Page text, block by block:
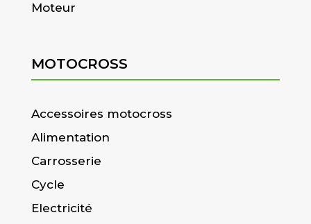
Moteur
MOTOCROSS
Accessoires motocross
Alimentation
Carrosserie
Cycle
Electricité